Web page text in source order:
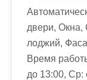
двери, Окна,
лоджий,
Время
до 13:00, Ср: